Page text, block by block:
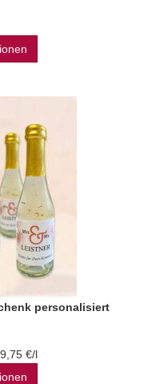
personalisiert
€/l